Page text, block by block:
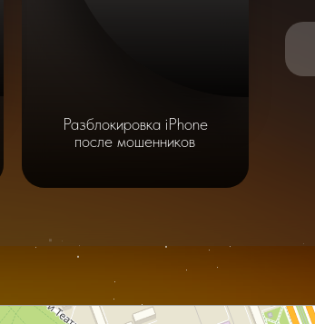
Разблокировка iPhone
после мошенников